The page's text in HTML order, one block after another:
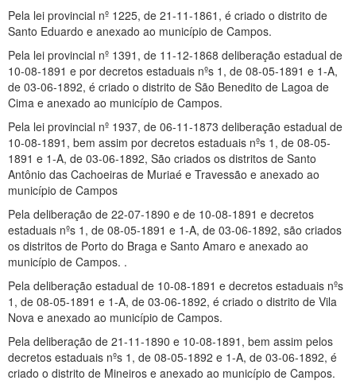
Pela lei provincial nº 1225, de 21-11-1861, é criado o distrito de
Santo Eduardo e anexado ao município de Campos.
Pela lei provincial nº 1391, de 11-12-1868 deliberação estadual de
10-08-1891 e por decretos estaduais nºs 1, de 08-05-1891 e 1-A,
de 03-06-1892, é criado o distrito de São Benedito de Lagoa de
Cima e anexado ao município de Campos.
Pela lei provincial nº 1937, de 06-11-1873 deliberação estadual de
10-08-1891, bem assim por decretos estaduais nºs 1, de 08-05-
1891 e 1-A, de 03-06-1892, São criados os distritos de Santo
Antônio das Cachoeiras de Muriaé e Travessão e anexado ao
município de Campos
Pela deliberação de 22-07-1890 e de 10-08-1891 e decretos
estaduais nºs 1, de 08-05-1891 e 1-A, de 03-06-1892, são criados
os distritos de Porto do Braga e Santo Amaro e anexado ao
município de Campos. .
Pela deliberação estadual de 10-08-1891 e decretos estaduais nºs
1, de 08-05-1891 e 1-A, de 03-06-1892, é criado o distrito de Vila
Nova e anexado ao município de Campos.
Pela deliberação de 21-11-1890 e 10-08-1891, bem assim pelos
decretos estaduais nºs 1, de 08-05-1892 e 1-A, de 03-06-1892, é
criado o distrito de Mineiros e anexado ao município de Campos.